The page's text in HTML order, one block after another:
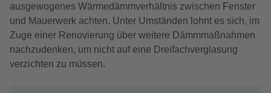
ausgewogenes Wärmedämmverhältnis zwischen Fenster
und Mauerwerk achten. Unter Umständen lohnt es sich, im
Zuge einer Renovierung über weitere Dämmmaßnahmen
nachzudenken, um nicht auf eine Dreifachverglasung
verzichten zu müssen.